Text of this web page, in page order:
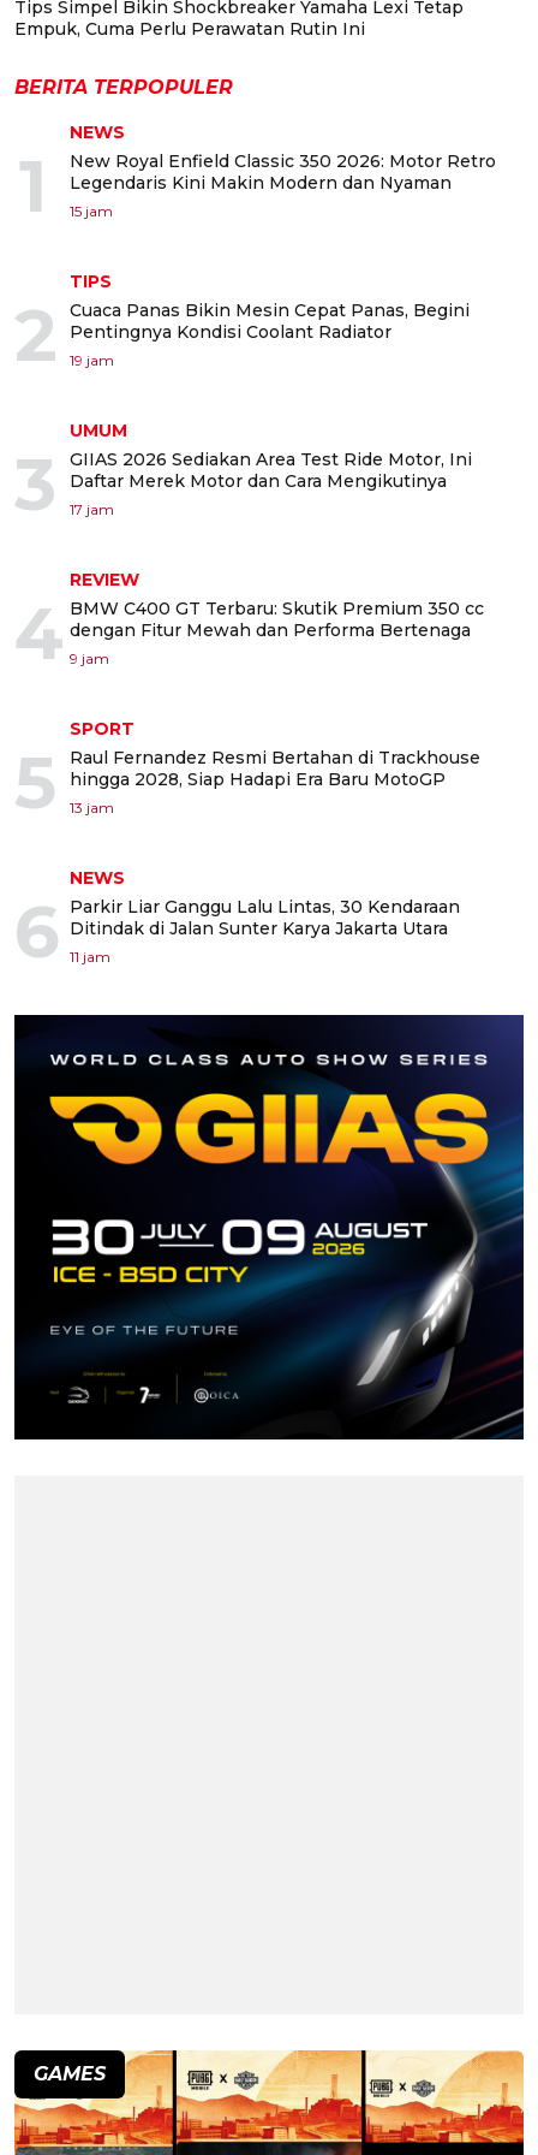
Tips Simpel Bikin Shockbreaker Yamaha Lexi Tetap
Empuk, Cuma Perlu Perawatan Rutin Ini
BERITA TERPOPULER
1
NEWS
New Royal Enfield Classic 350 2026: Motor Retro
Legendaris Kini Makin Modern dan Nyaman
15 jam
2
TIPS
Cuaca Panas Bikin Mesin Cepat Panas, Begini
Pentingnya Kondisi Coolant Radiator
19 jam
3
UMUM
GIIAS 2026 Sediakan Area Test Ride Motor, Ini
Daftar Merek Motor dan Cara Mengikutinya
17 jam
4
REVIEW
BMW C400 GT Terbaru: Skutik Premium 350 cc
dengan Fitur Mewah dan Performa Bertenaga
9 jam
5
SPORT
Raul Fernandez Resmi Bertahan di Trackhouse
hingga 2028, Siap Hadapi Era Baru MotoGP
13 jam
6
NEWS
Parkir Liar Ganggu Lalu Lintas, 30 Kendaraan
Ditindak di Jalan Sunter Karya Jakarta Utara
11 jam
GAMES